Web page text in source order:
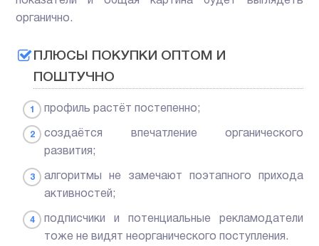
органично.
ПЛЮСЫ ПОКУПКИ ОПТОМ И
ПОШТУЧНО
профиль растёт постепенно;
создаётся впечатление органического
развития;
алгоритмы не замечают поэтапного прихода
активностей;
подписчики и потенциальные рекламодатели
тоже не видят неорганического поступления.